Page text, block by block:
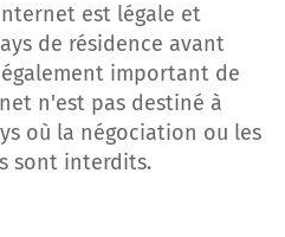
est légale et
de résidence avant
important de
n'est pas destiné à
où la négociation ou les
sont interdits.